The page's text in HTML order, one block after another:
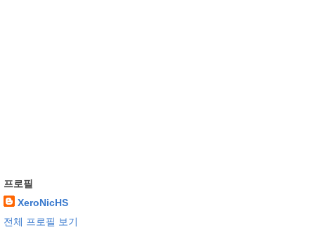
프로필
XeroNicHS
전체 프로필 보기